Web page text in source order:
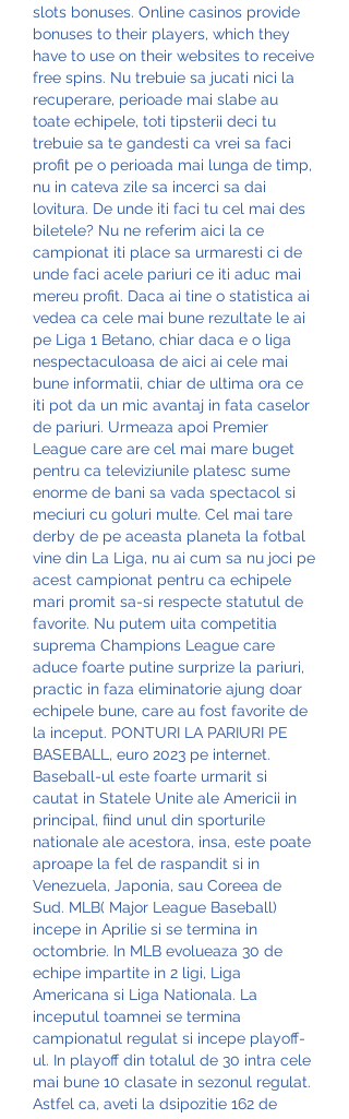
slots bonuses. Online casinos provide
bonuses to their players, which they
have to use on their websites to receive
free spins. Nu trebuie sa jucati nici la
recuperare, perioade mai slabe au
toate echipele, toti tipsterii deci tu
trebuie sa te gandesti ca vrei sa faci
profit pe o perioada mai lunga de timp,
nu in cateva zile sa incerci sa dai
lovitura. De unde iti faci tu cel mai des
biletele? Nu ne referim aici la ce
campionat iti place sa urmaresti ci de
unde faci acele pariuri ce iti aduc mai
mereu profit. Daca ai tine o statistica ai
vedea ca cele mai bune rezultate le ai
pe Liga 1 Betano, chiar daca e o liga
nespectaculoasa de aici ai cele mai
bune informatii, chiar de ultima ora ce
iti pot da un mic avantaj in fata caselor
de pariuri. Urmeaza apoi Premier
League care are cel mai mare buget
pentru ca televiziunile platesc sume
enorme de bani sa vada spectacol si
meciuri cu goluri multe. Cel mai tare
derby de pe aceasta planeta la fotbal
vine din La Liga, nu ai cum sa nu joci pe
acest campionat pentru ca echipele
mari promit sa-si respecte statutul de
favorite. Nu putem uita competitia
suprema Champions League care
aduce foarte putine surprize la pariuri,
practic in faza eliminatorie ajung doar
echipele bune, care au fost favorite de
la inceput. PONTURI LA PARIURI PE
BASEBALL, euro 2023 pe internet.
Baseball-ul este foarte urmarit si
cautat in Statele Unite ale Americii in
principal, fiind unul din sporturile
nationale ale acestora, insa, este poate
aproape la fel de raspandit si in
Venezuela, Japonia, sau Coreea de
Sud. MLB( Major League Baseball)
incepe in Aprilie si se termina in
octombrie. In MLB evolueaza 30 de
echipe impartite in 2 ligi, Liga
Americana si Liga Nationala. La
inceputul toamnei se termina
campionatul regulat si incepe playoff-
ul. In playoff din totalul de 30 intra cele
mai bune 10 clasate in sezonul regulat.
Astfel ca, aveti la dsipozitie 162 de